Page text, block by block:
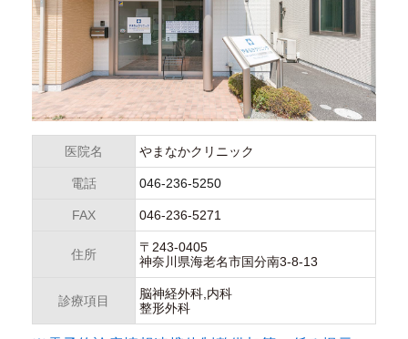
医院名 やまなかクリニック
電話 046-236-5250
FAX 046-236-5271
住所
〒243-0405
神奈川県海老名市国分南3-8-13
診療項目
脳神経外科,内科
整形外科